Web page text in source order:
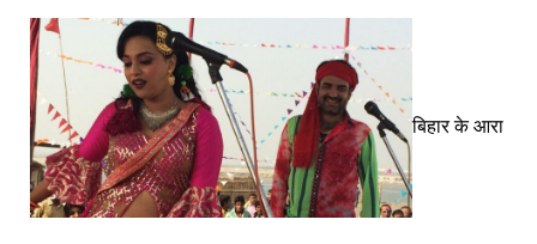
बिहार के आरा